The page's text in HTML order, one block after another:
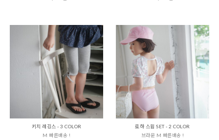
키치 레깅스 - 3 COLOR
M 빠른배송 !
로하 스윔 SET - 2 COLOR
브라운 M 빠른배송 !